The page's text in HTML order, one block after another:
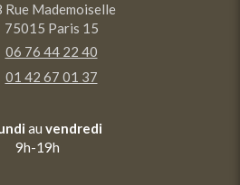
Rue Mademoiselle
75015 Paris 15
06 76 44 22 40
01 42 67 01 37
au vendredi
9h-19h